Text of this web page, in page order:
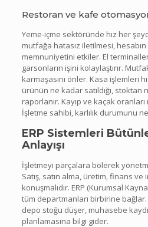
Restoran ve kafe
Yeme-içme sektöründe hız her
mutfağa hatasız iletilmesi,
memnuniyetini etkiler. El
garsonların işini kolaylaştırır.
karmaşasını önler. Kasa işlemleri
ürünün ne kadar satıldığı,
raporlanır. Kayıp ve kaçak
İşletme sahibi, karlılık durumunu
ERP Sistemleri
Anlayışı
İşletmeyi parçalara bölerek
Satış, satın alma, üretim, finans
konuşmalıdır. ERP (Kurumsal
tüm departmanları birbirine bağlar.
depo stoğu düşer, muhasebe
planlamasına bilgi gider.